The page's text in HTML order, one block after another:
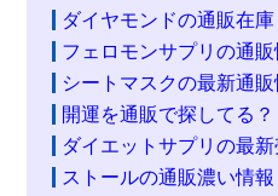
ダイヤモンドの通販在庫
フェロモンサプリの通
シートマスクの最新通販
開運を通販で探してる？
ダイエットサプリの最
ストールの通販濃い情報